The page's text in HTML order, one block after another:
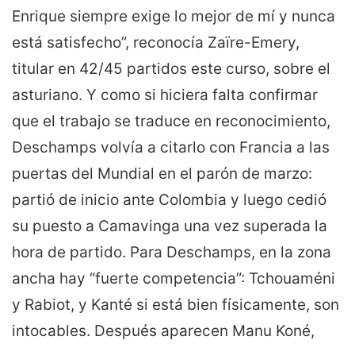
Enrique siempre exige lo mejor de mí y nunca
está satisfecho”, reconocía Zaïre-Emery,
titular en 42/45 partidos este curso, sobre el
asturiano. Y como si hiciera falta confirmar
que el trabajo se traduce en reconocimiento,
Deschamps volvía a citarlo con Francia a las
puertas del Mundial en el parón de marzo:
partió de inicio ante Colombia y luego cedió
su puesto a Camavinga una vez superada la
hora de partido. Para Deschamps, en la zona
ancha hay “fuerte competencia”: Tchouaméni
y Rabiot, y Kanté si está bien físicamente, son
intocables. Después aparecen Manu Koné,